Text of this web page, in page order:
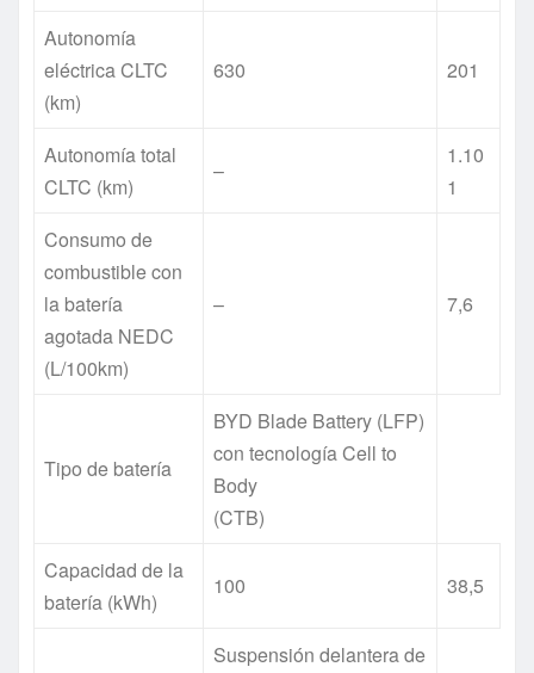
Autonomía
eléctrica CLTC
(km)
630 201
Autonomía total
CLTC (km)
–
1.10
1
Consumo de
combustible con
la batería
agotada NEDC
(L/100km)
– 7,6
Tipo de batería
BYD Blade Battery (LFP)
con tecnología Cell to
Body
(CTB)
Capacidad de la
batería (kWh)
100 38,5
Suspensión delantera de